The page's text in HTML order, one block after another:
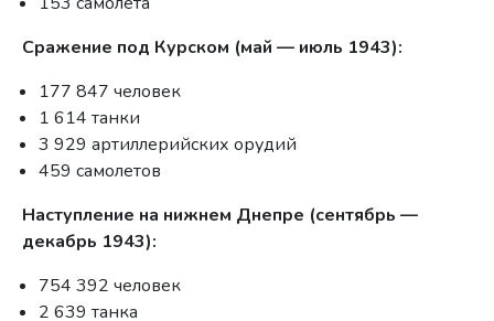
Сражение под Курском (май — июль 1943):
177 847 человек
1 614 танки
3 929 артиллерийских орудий
459 самолетов
Наступление на нижнем Днепре (сентябрь —
декабрь 1943):
754 392 человек
2 639 танка